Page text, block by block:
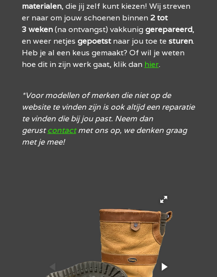
materialen, die jij zelf kunt kiezen! Wij streven
er naar om jouw schoenen binnen 2 tot
3 weken(na ontvangst) vakkunig gerepareerd,
en weer netjes gepoetstnaar jou toe te sturen.
Heb je al een keus gemaakt? Of wil je weten
hoe dit in zijn werk gaat, klik dan hier.
*Voor modellen of merken die niet op de
website te vinden zijn is ook altijd een reparatie
te vinden die bij jou past. Neem dan
gerustcontactmet ons op, we denken graag
met je mee!